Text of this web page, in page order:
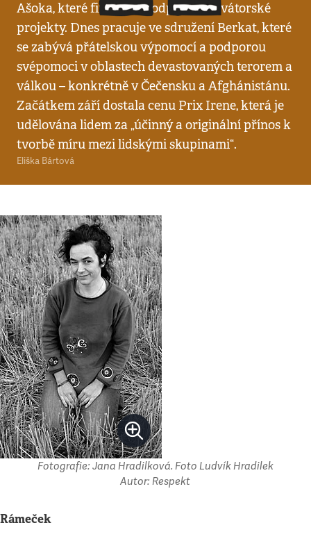
Ašoka, které finančně podporuje novátorské
projekty. Dnes pracuje ve sdružení Berkat, které
se zabývá přátelskou výpomocí a podporou
svépomoci v oblastech devastovaných terorem a
válkou – konkrétně v Čečensku a Afghánistánu.
Začátkem září dostala cenu Prix Irene, která je
udělována lidem za „účinný a originální přínos k
tvorbě míru mezi lidskými skupinami“.
Eliška Bártová
Fotografie: Jana Hradilková. Foto Ludvík Hradilek
Autor: Respekt
Rámeček